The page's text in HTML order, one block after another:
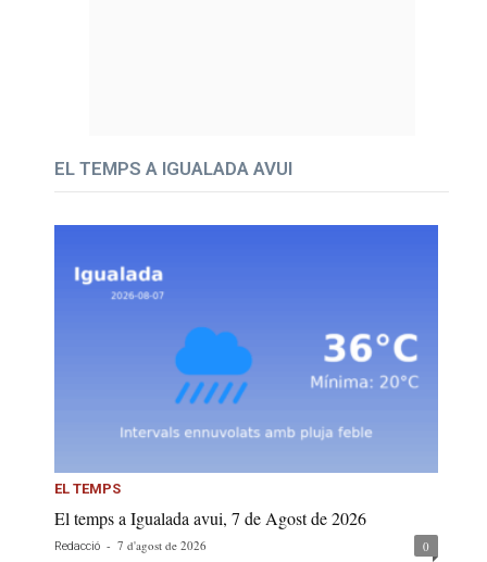
EL TEMPS A IGUALADA AVUI
EL TEMPS
El temps a Igualada avui, 7 de Agost de 2026
Redacció - 7 d'agost de 2026 0